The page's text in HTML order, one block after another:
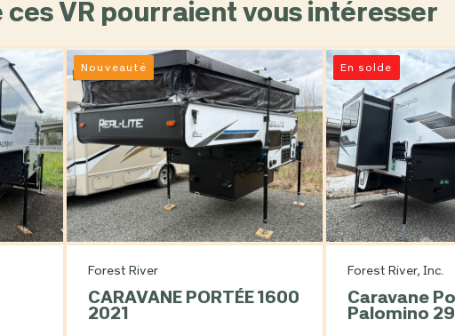
ces VR pourraient vous intéresser
Nouveauté
Forest River
CARAVANE PORTÉE 1600
2021
En solde
Forest River, Inc.
Caravane Portée
Palomino